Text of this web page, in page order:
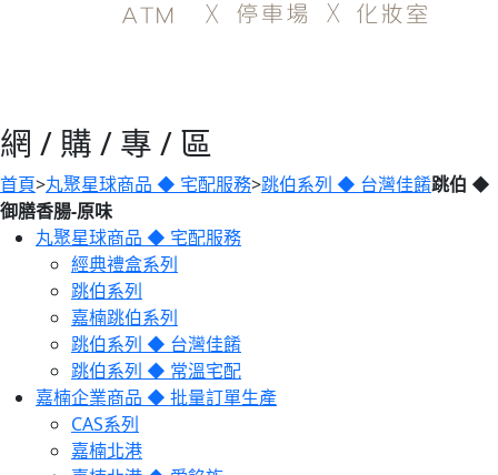
網 / 購 / 專 / 區
首頁>丸聚星球商品 ◆ 宅配服務>跳伯系列 ◆ 台灣佳餚跳伯 ◆
御膳香腸-原味
丸聚星球商品 ◆ 宅配服務
經典禮盒系列
跳伯系列
嘉楠跳伯系列
跳伯系列 ◆ 台灣佳餚
跳伯系列 ◆ 常溫宅配
嘉楠企業商品 ◆ 批量訂單生產
CAS系列
嘉楠北港